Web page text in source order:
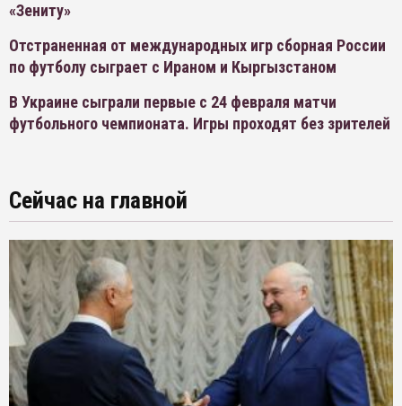
«Зениту»
Отстраненная от международных игр сборная России
по футболу сыграет с Ираном и Кыргызстаном
В Украине сыграли первые с 24 февраля матчи
футбольного чемпионата. Игры проходят без зрителей
Сейчас на главной